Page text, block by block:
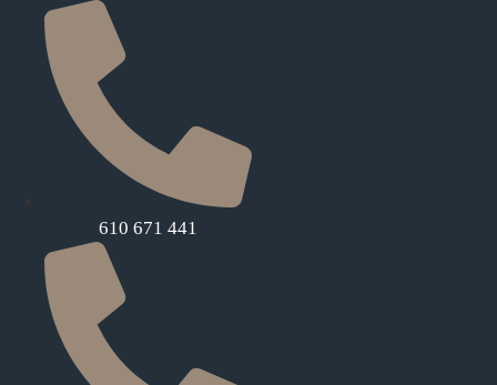
610 671 441